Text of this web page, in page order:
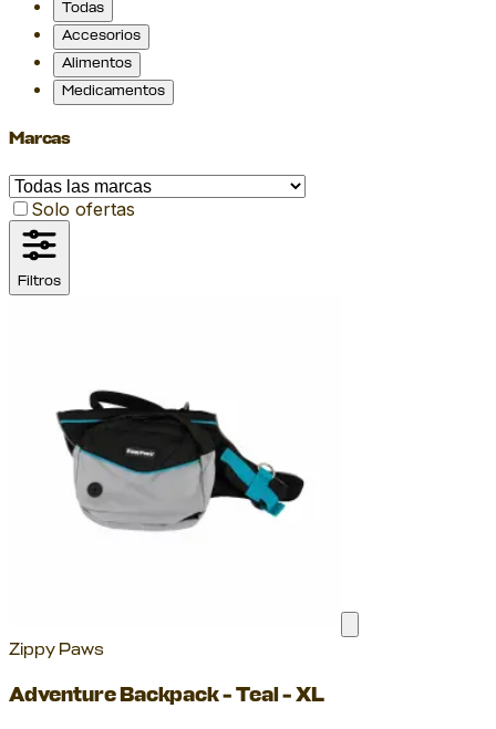
Todas
Accesorios
Alimentos
Medicamentos
Marcas
Solo ofertas
Filtros
Zippy Paws
Adventure Backpack - Teal - XL